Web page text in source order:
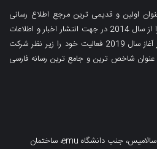
اولین و قدیمی ترین مرجع اطلاع رسانی
فارسی زبان در قبرس فعالیت خود را از سال 2014 در جهت انتشار اخبار و اطلاعات
در حوزه های مختلف آغاز کرده و از آغاز سال 2019 فعالیت خود را زیر نظر شرکت
عنوان شاخص ترین و جامع ترین رسانه فارسی
قبرس شمالی، فاماگوستا، خیابان سالامیس، جنب دانشگاه emu، ساختمان